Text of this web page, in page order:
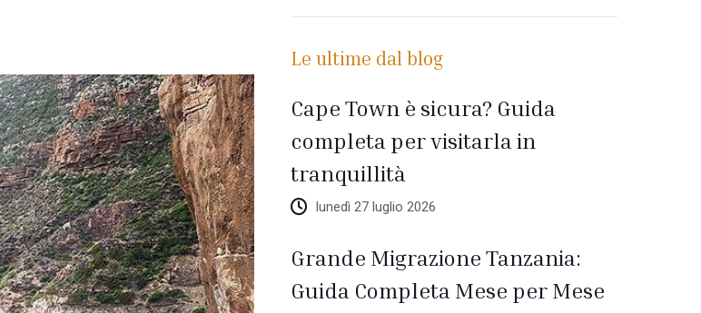
Le ultime dal blog
Cape Town è sicura? Guida
completa per visitarla in
tranquillità
lunedì 27 luglio 2026
Grande Migrazione Tanzania:
Guida Completa Mese per Mese